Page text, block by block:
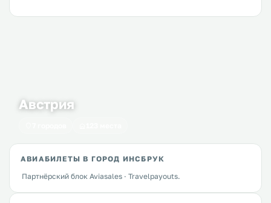
Австрия
АВИАБИЛЕТЫ В ГОРОД ИНСБРУК
Партнёрский блок Aviasales · Travelpayouts.